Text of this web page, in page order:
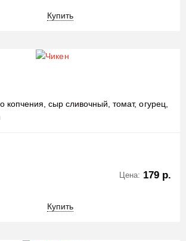
Купить
копчения, сыр сливочный, томат, огурец,
Цена: 179 р.
Купить